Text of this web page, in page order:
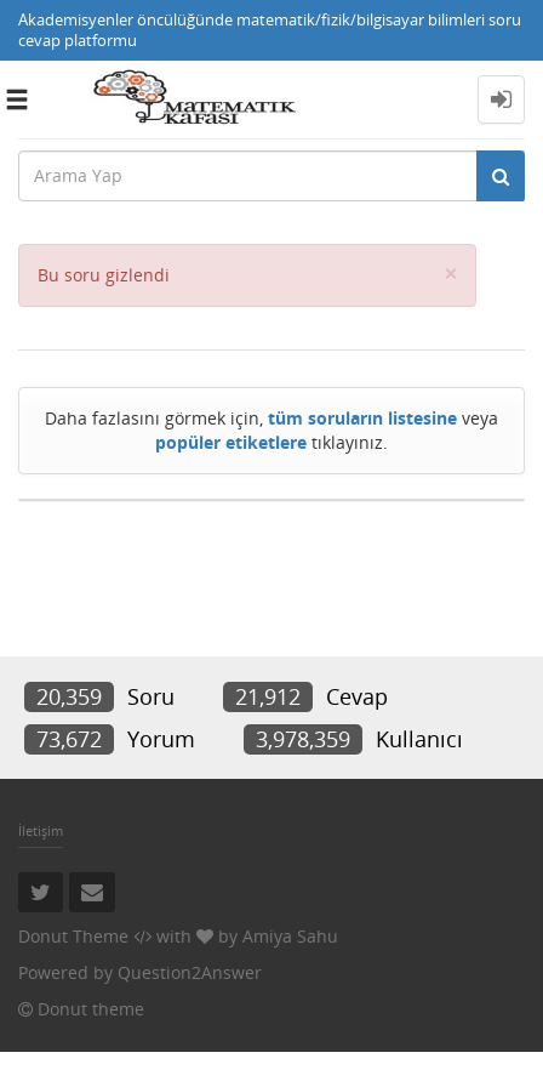
Akademisyenler öncülüğünde matematik/fizik/bilgisayar bilimleri soru
cevap platformu
Toggle
Bu soru gizlendi ×
Daha fazlasını görmek için, tüm soruların listesine veya
popüler etiketlere tıklayınız.
20,359 Soru 21,912
Cevap
73,672
Yorum 3,978,359 Kullanıcı
İletişim
Donut Theme with by Amiya Sahu
Powered by Question2Answer
Donut theme